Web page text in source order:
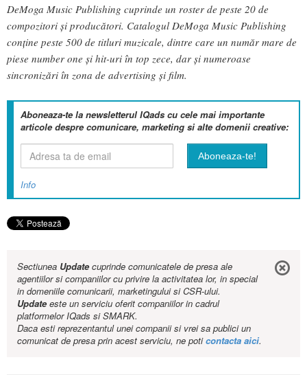
DeMoga Music Publishing cuprinde un roster de peste 20 de
compozitori și producători. Catalogul DeMoga Music Publishing
conține peste 500 de titluri muzicale, dintre care un număr mare de
piese number one și hit-uri în top zece, dar și numeroase
sincronizări în zona de advertising și film.
Aboneaza-te la newsletterul IQads cu cele mai importante
articole despre comunicare, marketing si alte domenii creative:
Info
Sectiunea Updatecuprinde comunicatele de presa ale
agentiilor si companiilor cu privire la activitatea lor, in special
in domeniile comunicarii, marketingului si CSR-ului.
Updateeste un serviciu oferit companiilor in cadrul
platformelor IQads si SMARK.
Daca esti reprezentantul unei companii si vrei sa publici un
comunicat de presa prin acest serviciu, ne poticontacta aici.